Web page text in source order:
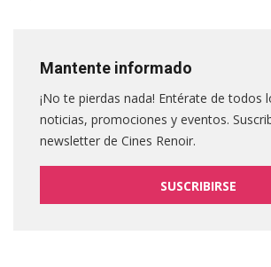
Mantente informado
¡No te pierdas nada! Entérate de todos
noticias, promociones y eventos.
newsletter de Cines Renoir.
SUSCRIBIRSE